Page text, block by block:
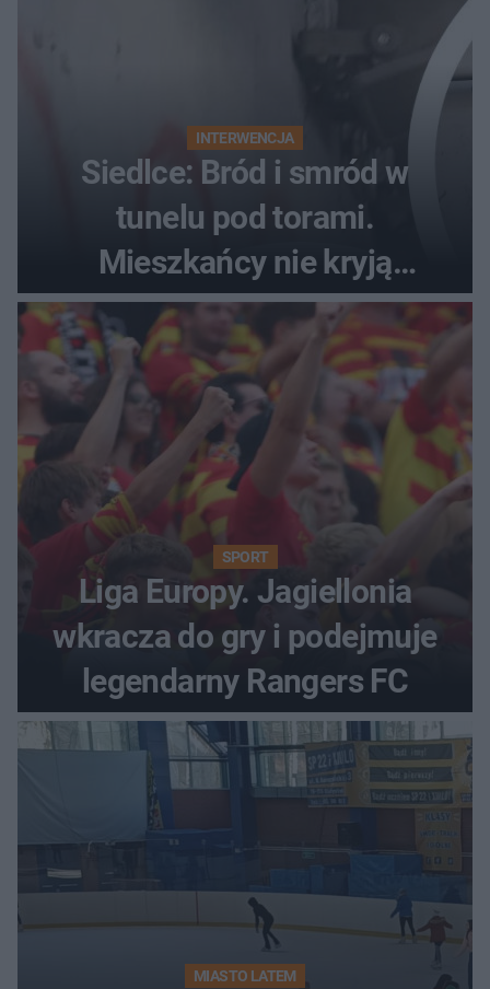
INTERWENCJA
Siedlce: Bród i smród w
tunelu pod torami.
Mieszkańcy nie kryją
oburzenia!
SPORT
Liga Europy. Jagiellonia
wkracza do gry i podejmuje
legendarny Rangers FC
MIASTO LATEM